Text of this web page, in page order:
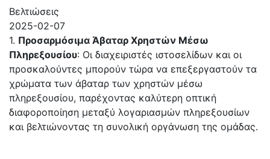
Βελτιώσεις
2025-02-07
1. Προσαρμόσιμα Άβαταρ Χρηστών Μέσω
Πληρεξουσίου: Οι διαχειριστές ιστοσελίδων και οι
προσκαλούντες μπορούν τώρα να επεξεργαστούν τα
χρώματα των άβαταρ των χρηστών μέσω
πληρεξουσίου, παρέχοντας καλύτερη οπτική
διαφοροποίηση μεταξύ λογαριασμών πληρεξουσίων
και βελτιώνοντας τη συνολική οργάνωση της ομάδας.